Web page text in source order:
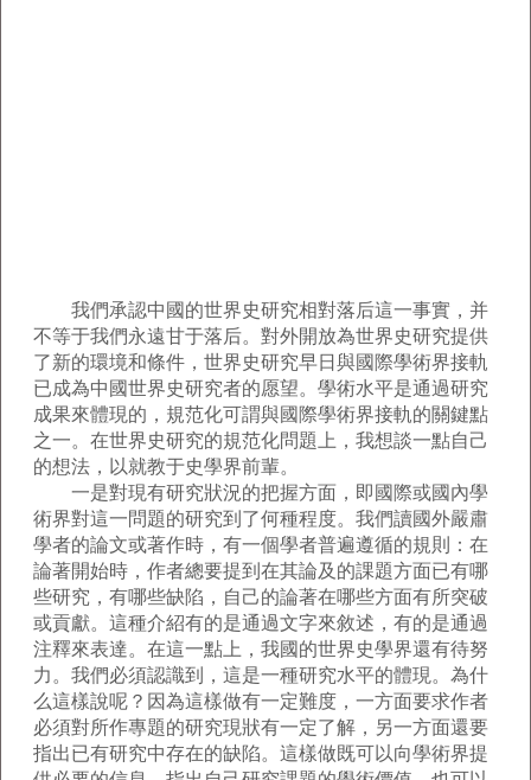
我們承認中國的世界史研究相對落后這一事實，并
不等于我們永遠甘于落后。對外開放為世界史研究提供
了新的環境和條件，世界史研究早日與國際學術界接軌
已成為中國世界史研究者的愿望。學術水平是通過研究
成果來體現的，規范化可謂與國際學術界接軌的關鍵點
之一。在世界史研究的規范化問題上，我想談一點自己
的想法，以就教于史學界前輩。
一是對現有研究狀況的把握方面，即國際或國內學
術界對這一問題的研究到了何種程度。我們讀國外嚴肅
學者的論文或著作時，有一個學者普遍遵循的規則：在
論著開始時，作者總要提到在其論及的課題方面已有哪
些研究，有哪些缺陷，自己的論著在哪些方面有所突破
或貢獻。這種介紹有的是通過文字來敘述，有的是通過
注釋來表達。在這一點上，我國的世界史學界還有待努
力。我們必須認識到，這是一種研究水平的體現。為什
么這樣說呢？因為這樣做有一定難度，一方面要求作者
必須對所作專題的研究現狀有一定了解，另一方面還要
指出已有研究中存在的缺陷。這樣做既可以向學術界提